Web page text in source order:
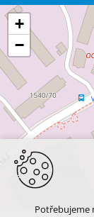
+
−
Potřebujeme